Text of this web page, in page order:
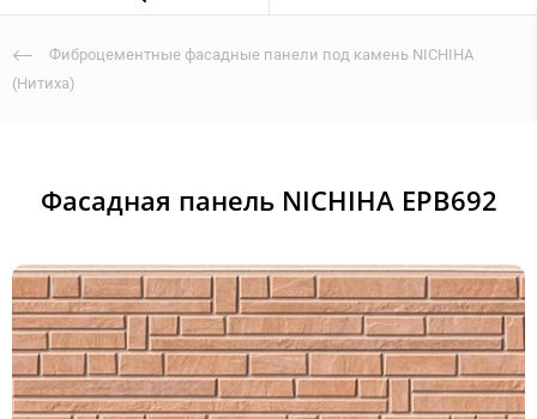
Фиброцементные фасадные панели под камень NICHIHA
(Нитиха)
Фасадная панель NICHIHA EPB692